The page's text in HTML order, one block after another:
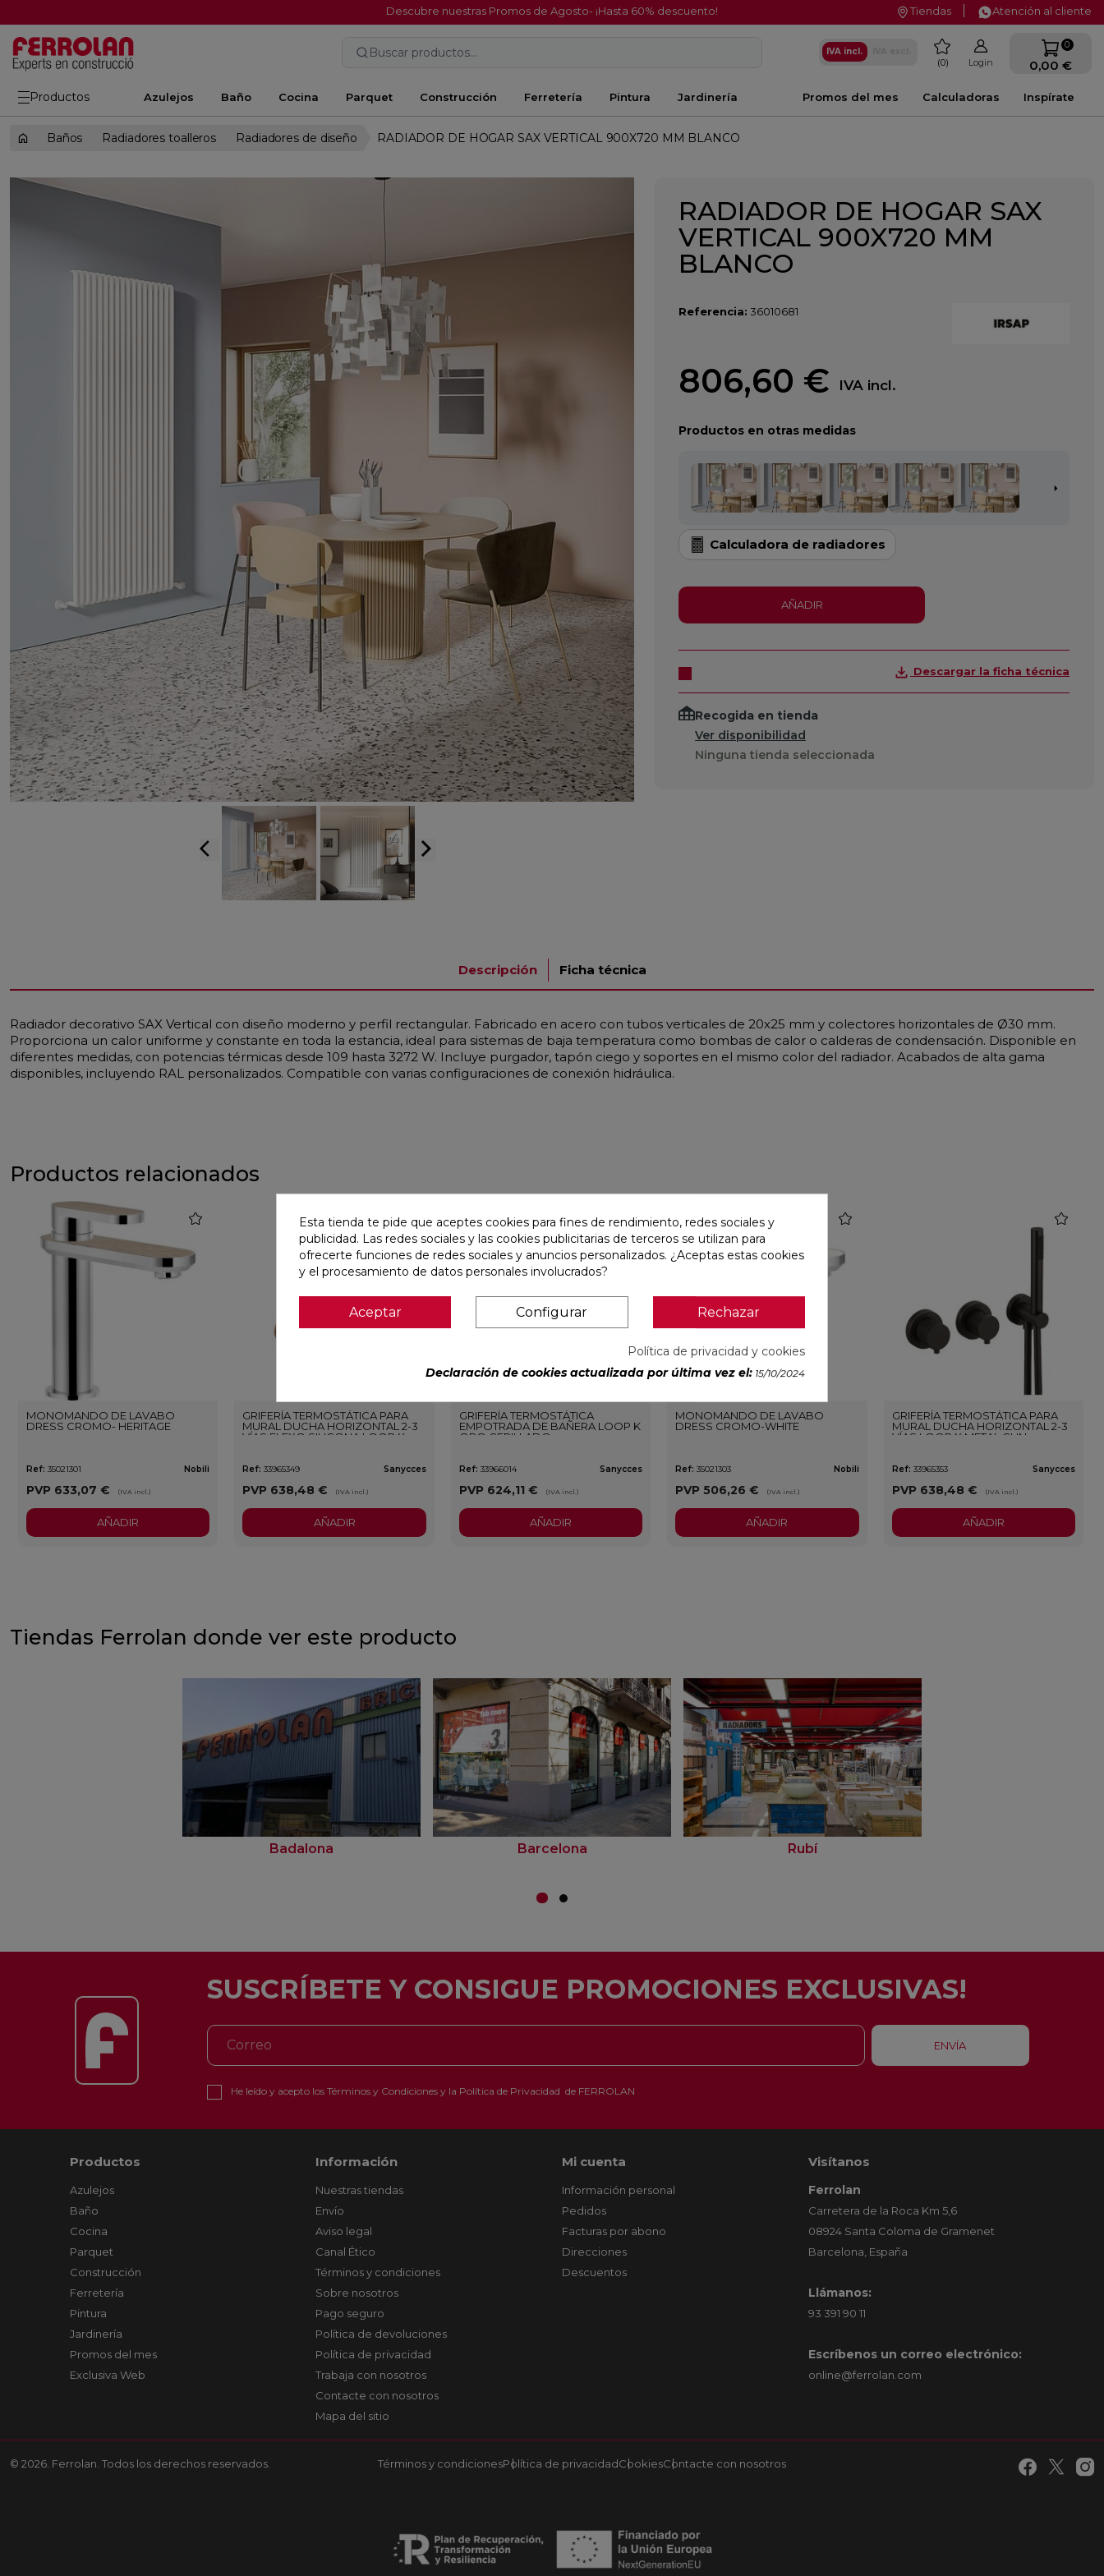
Descubre nuestras Promos de Agosto- ¡Hasta 60% descuento! Tiendas Atención al cliente
Buscar productos... IVA incl. favorite
0 Login
0
0,00 €
Productos Azulejos Baño Cocina Parquet Construcción Ferretería Pintura Jardinería Inspírate
Calculadoras
Promos del mes
Baños Radiadores toalleros Radiadores de diseño RADIADOR DE HOGAR SAX VERTICAL 900X720 MM BLANCO
arrow_back_ios arrow_forward_ios
RADIADOR DE HOGAR SAX
VERTICAL 900X720 MM
BLANCO
Referencia: 36010681
806,60 € IVA incl.
Productos en otras medidas
Calculadora de radiadores
AÑADIR
Descargar la ficha técnica
Recogida en tienda
Ver disponibilidad
Ninguna tienda seleccionada
Descripción Ficha técnica
Radiador decorativo SAX Vertical con diseño moderno y perfil rectangular. Fabricado en acero con tubos verticales de 20x25 mm y colectores horizontales de Ø30 mm.
Proporciona un calor uniforme y constante en toda la estancia, ideal para sistemas de baja temperatura como bombas de calor o calderas de condensación. Disponible en
diferentes medidas, con potencias térmicas desde 109 hasta 3272 W. Incluye purgador, tapón ciego y soportes en el mismo color del radiador. Acabados de alta gama
disponibles, incluyendo RAL personalizados. Compatible con varias configuraciones de conexión hidráulica.
Productos relacionados
MONOMANDO DE LAVABO
DRESS CROMO- HERITAGE
Ref: 35021301 Nobili
PVP 633,07 € (IVA incl.)
AÑADIR
GRIFERÍA TERMOSTÁTICA PARA
MURAL DUCHA HORIZONTAL 2-3
VÍAS FLEXO SILICONA LOOP K
Ref: 33965349 Sanycces
PVP 638,48 € (IVA incl.)
favorite
AÑADIR
GRIFERÍA TERMOSTÁTICA
EMPOTRADA DE BAÑERA LOOP K
ORO CEPILLADO
Ref: 33966014 Sanycces
PVP 624,11 € (IVA incl.)
favorite
AÑADIR
MONOMANDO DE LAVABO
DRESS CROMO-WHITE
Ref: 35021303 Nobili
PVP 506,26 € (IVA incl.)
favorite
AÑADIR
GRIFERÍA TERMOSTÁTICA PARA
MURAL DUCHA HORIZONTAL 2-3
VÍAS LOOP K METAL GUN
Ref: 33965353 Sanycces
PVP 638,48 € (IVA incl.)
AÑADIR
Tiendas Ferrolan donde ver este producto
Badalona Barcelona Rubí
SUSCRÍBETE Y CONSIGUE PROMOCIONES EXCLUSIVAS!
He leído y acepto los Términos y Condicionesy la Política de Privacidad de FERROLAN
Productos
Azulejos
Baño
Cocina
Parquet
Construcción
Ferretería
Pintura
Jardinería
Promos del mes
Exclusiva Web
Información
Nuestras tiendas
Envío
Aviso legal
Canal Ético
Términos y condiciones
Sobre nosotros
Pago seguro
Política de devoluciones
Política de privacidad
Trabaja con nosotros
Contacte con nosotros
Mapa del sitio
Mi cuenta
Información personal
Pedidos
Facturas por abono
Direcciones
Descuentos
Visítanos
Ferrolan
Carretera de la Roca Km 5,6
08924 Santa Coloma de Gramenet
Barcelona, España
Llámanos:
93 391 90 11
Escríbenos un correo electrónico:
online@ferrolan.com
© 2026. Ferrolan. Todos los derechos reservados. Términos y condicionesPolítica de privacidadCookiesContacte con nosotros
Esta tienda te pide que aceptes cookies para fines de rendimiento, redes sociales y
publicidad. Las redes sociales y las cookies publicitarias de terceros se utilizan para
ofrecerte funciones de redes sociales y anuncios personalizados. ¿Aceptas estas cookies
y el procesamiento de datos personales involucrados?
Aceptar Configurar Rechazar
Política de privacidad y cookies
Declaración de cookies actualizada por última vez el: 15/10/2024